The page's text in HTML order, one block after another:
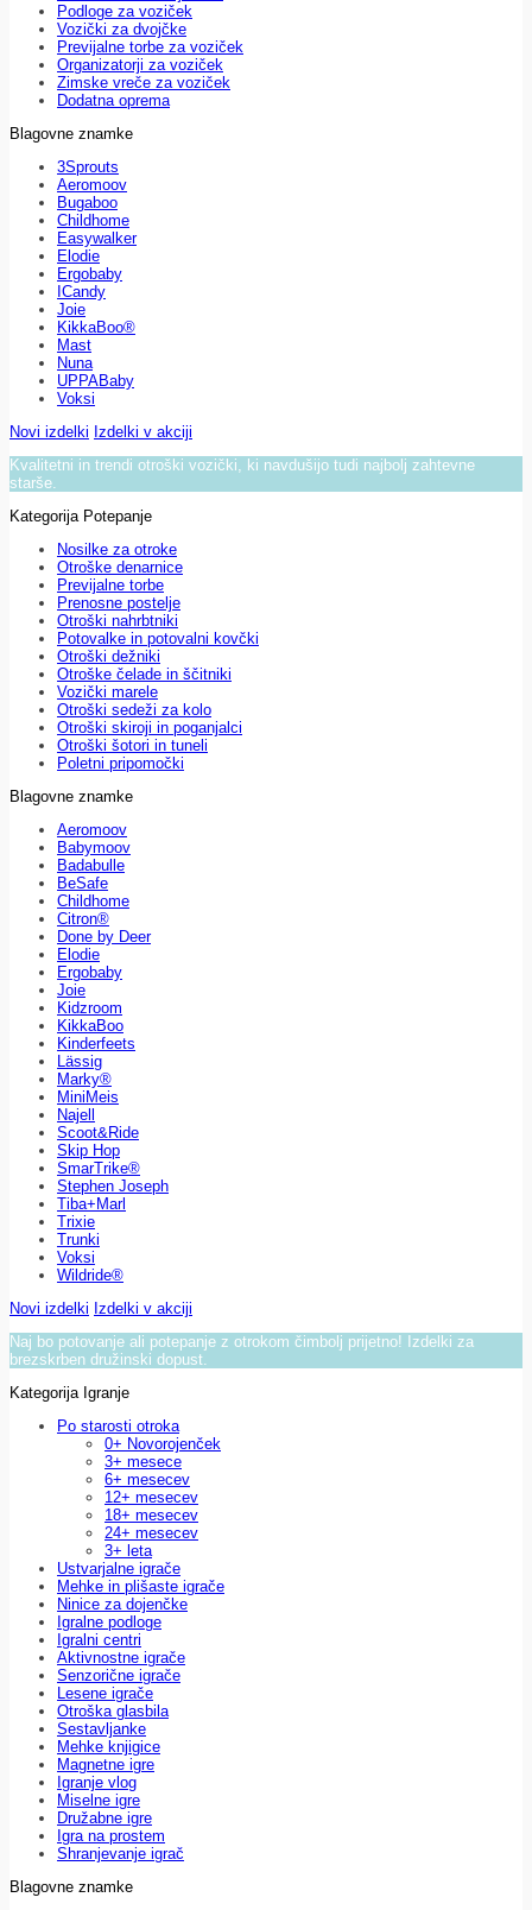
Podloge za voziček
Vozički za dvojčke
Previjalne torbe za voziček
Organizatorji za voziček
Zimske vreče za voziček
Dodatna oprema
Blagovne znamke
3Sprouts
Aeromoov
Bugaboo
Childhome
Easywalker
Elodie
Ergobaby
ICandy
Joie
KikkaBoo®
Mast
Nuna
UPPABaby
Voksi
Novi izdelki Izdelki v akciji
Kvalitetni in trendi otroški vozički, ki navdušijo tudi najbolj zahtevne
starše.
Kategorija Potepanje
Nosilke za otroke
Otroške denarnice
Previjalne torbe
Prenosne postelje
Otroški nahrbtniki
Potovalke in potovalni kovčki
Otroški dežniki
Otroške čelade in ščitniki
Vozički marele
Otroški sedeži za kolo
Otroški skiroji in poganjalci
Otroški šotori in tuneli
Poletni pripomočki
Blagovne znamke
Aeromoov
Babymoov
Badabulle
BeSafe
Childhome
Citron®
Done by Deer
Elodie
Ergobaby
Joie
Kidzroom
KikkaBoo
Kinderfeets
Lässig
Marky®
MiniMeis
Najell
Scoot&Ride
Skip Hop
SmarTrike®
Stephen Joseph
Tiba+Marl
Trixie
Trunki
Voksi
Wildride®
Novi izdelki Izdelki v akciji
Naj bo potovanje ali potepanje z otrokom čimbolj prijetno! Izdelki za
brezskrben družinski dopust.
Kategorija Igranje
Po starosti otroka
0+ Novorojenček
3+ mesece
6+ mesecev
12+ mesecev
18+ mesecev
24+ mesecev
3+ leta
Ustvarjalne igrače
Mehke in plišaste igrače
Ninice za dojenčke
Igralne podloge
Igralni centri
Aktivnostne igrače
Senzorične igrače
Lesene igrače
Otroška glasbila
Sestavljanke
Mehke knjigice
Magnetne igre
Igranje vlog
Miselne igre
Družabne igre
Igra na prostem
Shranjevanje igrač
Blagovne znamke